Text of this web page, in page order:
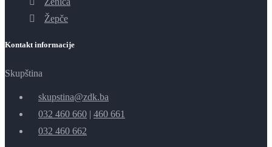
Žepče
Kontakt informacije
Skupština
skupstina@zdk.ba
032 460 660 | 460 661
032 460 662